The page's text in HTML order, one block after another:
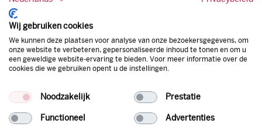
en de organisatie van de Actie besteedt, is
het mogelijk dat de verstrekte en/of
weergegeven informatie onvolledig of
onjuist is. Eventuele onzorgvuldigheden,
spelfouten of andere vergelijkbare fouten
openbaar gemaakte (promotie-)
materialen van welke aard dan ook, kunnen
niet aan Argos worden tegengeworpen,
noch kunnen deze enige verplichting voor
Wij gebruiken cookies
We kunnen deze plaatsen voor analyse van onze bezoekersgegevens, om
onze website te verbeteren, gepersonaliseerde inhoud te tonen en om u
een geweldige website-ervaring te bieden. Voor meer informatie over de
cookies die we gebruiken opent u de instellingen.
Noodzakelijk Prestatie
Functioneel Advertenties